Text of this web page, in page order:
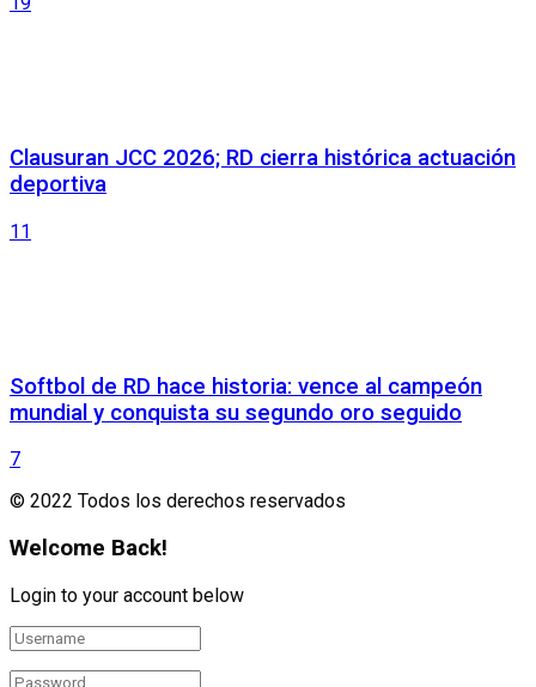
Clausuran JCC 2026; RD cierra histórica actuación
deportiva
11
Softbol de RD hace historia: vence al campeón
mundial y conquista su segundo oro seguido
7
© 2022 Todos los derechos reservados
Welcome Back!
Login to your account below